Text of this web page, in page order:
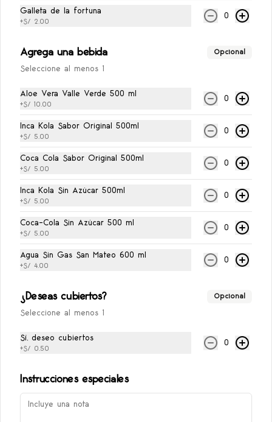
S/ 1.00
Conócenos
Zona de Reparto
Términos y condiciones
Política de privacidad
Redes sociales
Facebook
Pedir
Política de Cookies
Haga clic en Aceptar para permitir que Justo use
cookies a fin de personalizar este sitio, publicar anuncios
Galleta de la fortuna
+S/ 2.00
0
Agrega una bebida Opcional
Seleccione al menos 1
Aloe Vera Valle Verde 500 ml
+S/ 10.00
0
Inca Kola Sabor Original 500ml
+S/ 5.00
0
Coca Cola Sabor Original 500ml
+S/ 5.00
0
Inca Kola Sin Azúcar 500ml
+S/ 5.00
0
Coca-Cola Sin Azúcar 500 ml
+S/ 5.00
0
Agua Sin Gas San Mateo 600 ml
+S/ 4.00
0
¿Deseas cubiertos? Opcional
Seleccione al menos 1
Sí, deseo cubiertos
+S/ 0.50
0
Instrucciones especiales